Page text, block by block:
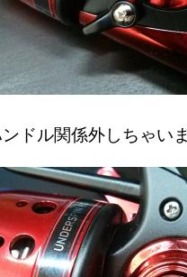
ンドル関係外しちゃい